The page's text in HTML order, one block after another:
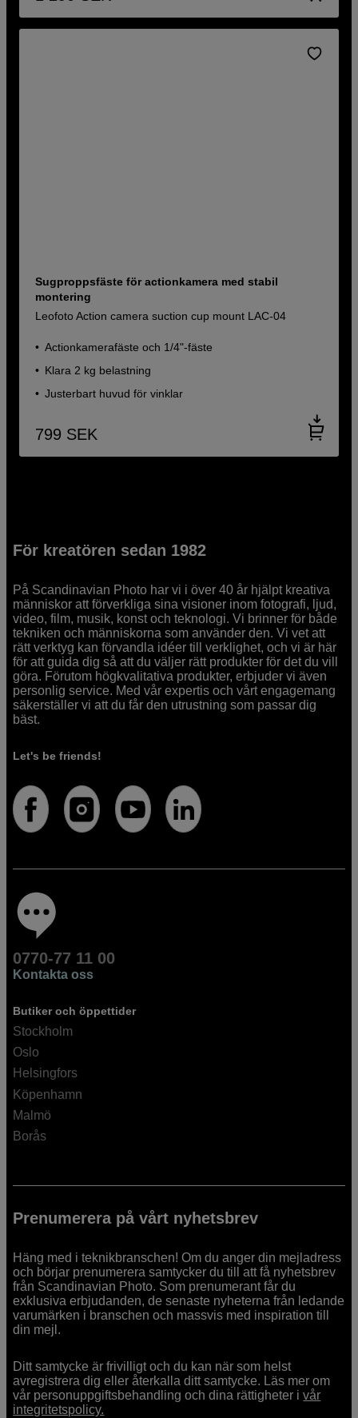
Sugproppsfäste för actionkamera med stabil
montering
Leofoto Action camera suction cup mount LAC-04
Actionkamerafäste och 1/4"-fäste
Klara 2 kg belastning
Justerbart huvud för vinklar
799 SEK
För kreatören sedan 1982
På Scandinavian Photo har vi i över 40 år hjälpt kreativa
människor att förverkliga sina visioner inom fotografi, ljud,
video, film, musik, konst och teknologi. Vi brinner för både
tekniken och människorna som använder den. Vi vet att
rätt verktyg kan förvandla idéer till verklighet, och vi är här
för att guida dig så att du väljer rätt produkter för det du vill
göra. Förutom högkvalitativa produkter, erbjuder vi även
personlig service. Med vår expertis och vårt engagemang
säkerställer vi att du får den utrustning som passar dig
bäst.
Let's be friends!
0770-77 11 00
Kontakta oss
Butiker och öppettider
Stockholm
Oslo
Helsingfors
Köpenhamn
Malmö
Borås
Prenumerera på vårt nyhetsbrev
Häng med i teknikbranschen! Om du anger din mejladress
och börjar prenumerera samtycker du till att få nyhetsbrev
från Scandinavian Photo. Som prenumerant får du
exklusiva erbjudanden, de senaste nyheterna från ledande
varumärken i branschen och massvis med inspiration till
din mejl.
Ditt samtycke är frivilligt och du kan när som helst
avregistrera dig eller återkalla ditt samtycke. Läs mer om
vår personuppgiftsbehandling och dina rättigheter ivår
integritetspolicy.